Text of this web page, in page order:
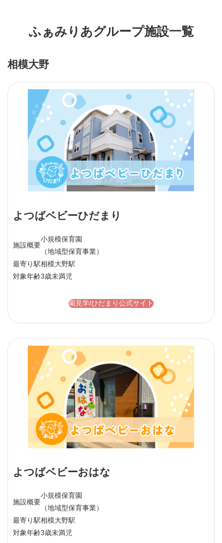
ふぁみりあグループ施設一覧
相模大野
よつばベビーひだまり
施設概要
小規模保育園
（地域型保育事業）
最寄り駅相模大野駅
対象年齢3歳未満児
園見学/ひだまり公式サイト
よつばベビーおはな
施設概要
小規模保育園
（地域型保育事業）
最寄り駅相模大野駅
対象年齢3歳未満児